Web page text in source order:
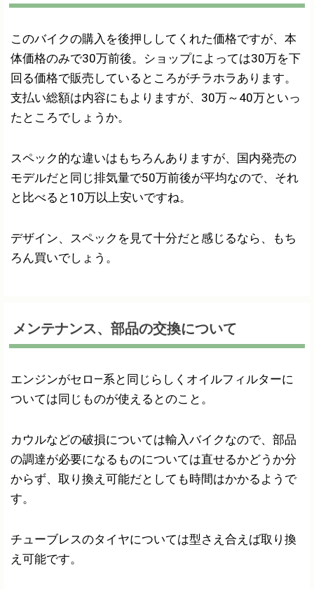
このバイクの購入を後押ししてくれた価格ですが、本
体価格のみで30万前後。ショップによっては30万を下
回る価格で販売しているところがチラホラあります。
支払い総額は内容にもよりますが、30万～40万といっ
たところでしょうか。
スペック的な違いはもちろんありますが、国内発売の
モデルだと同じ排気量で50万前後が平均なので、それ
と比べると10万以上安いですね。
デザイン、スペックを見て十分だと感じるなら、もち
ろん買いでしょう。
メンテナンス、部品の交換について
エンジンがセロ―系と同じらしくオイルフィルターに
ついては同じものが使えるとのこと。
カウルなどの破損については輸入バイクなので、部品
の調達が必要になるものについては直せるかどうか分
からず、取り換え可能だとしても時間はかかるようで
す。
チューブレスのタイヤについては型さえ合えば取り換
え可能です。